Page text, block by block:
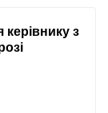
керівнику з